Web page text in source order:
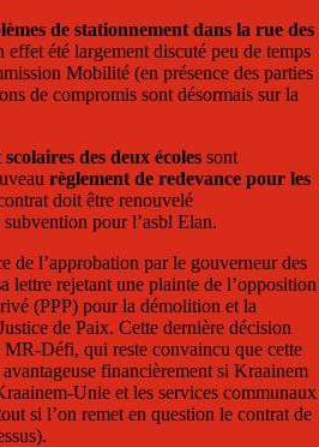
de stationnement dans la rue des
effet été largement discuté peu de temps
Mobilité (en présence des parties
de compromis sont désormais sur la
des deux écoles sont
règlement de redevance pour les
doit être renouvelé
pour l’asbl Elan.
de l’approbation par le gouverneur des
lettre rejetant une plainte de l’opposition
(PPP) pour la démolition et la
de Paix. Cette dernière décision
MR-Défi, qui reste convaincu que cette
financièrement si Kraainem
Unie et les services communaux
si l’on remet en question le contrat de